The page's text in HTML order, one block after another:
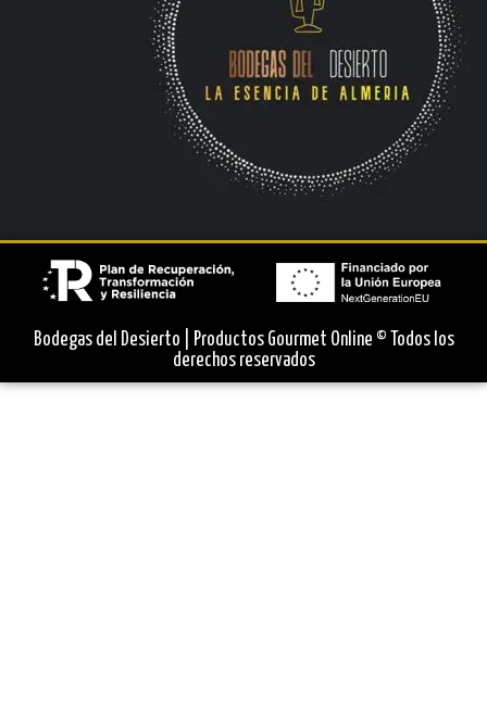
Bodegas del Desierto | Productos Gourmet Online © Todos los
derechos reservados